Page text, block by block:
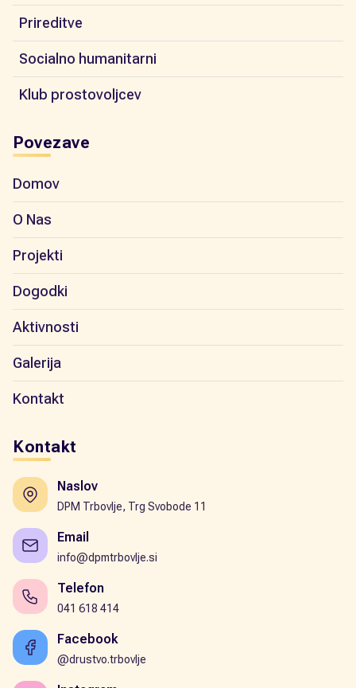
Prireditve
Socialno humanitarni
Klub prostovoljcev
Povezave
Domov
O Nas
Projekti
Dogodki
Aktivnosti
Galerija
Kontakt
Kontakt
Naslov
DPM Trbovlje, Trg Svobode 11
Email
info@dpmtrbovlje.si
Telefon
041 618 414
Facebook
@drustvo.trbovlje